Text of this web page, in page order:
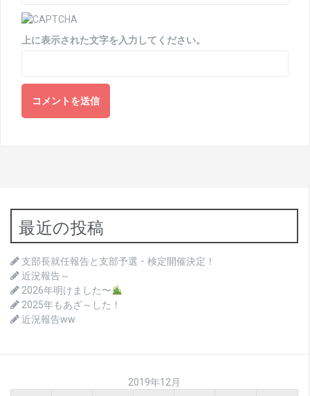
上に表示された文字を入力してください。
最近の投稿
支部長就任報告と支部予選・検定開催決定！
近況報告～
2026年明けました〜
2025年もあざ～した！
近況報告ww
2019年12月